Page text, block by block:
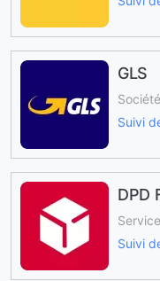
GLS
Suivi
DPD
Suivi